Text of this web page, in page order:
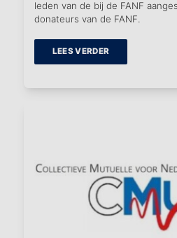
leden van de bij de FANF
donateurs van de FANF.
LEES VERDER